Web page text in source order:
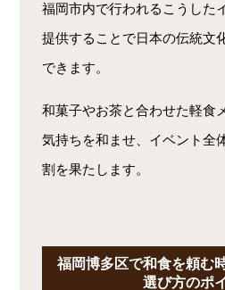
福岡市内で行われるこうした
提供することで日本の伝統文
できます。
和菓子やお茶と合わせた軽食
気持ちを和ませ、イベント全
割を果たします。
福岡博多区で和食を頼む
選び方のポ